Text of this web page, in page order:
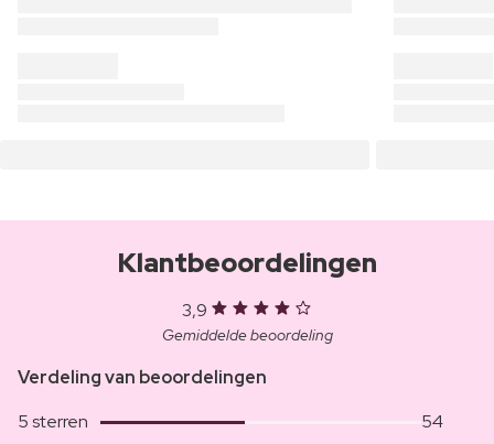
Klantbeoordelingen
3,9
Gemiddelde beoordeling
Verdeling van beoordelingen
5 sterren
54